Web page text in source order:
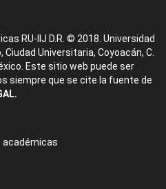
RU-IIJ D.R. © 2018. Universidad
Universitaria, Coyoacán, C.
Este sitio web puede ser
siempre que se cite la fuente de
académicas